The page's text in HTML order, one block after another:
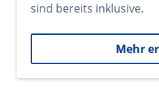
sind bereits inklusive.
Mehr